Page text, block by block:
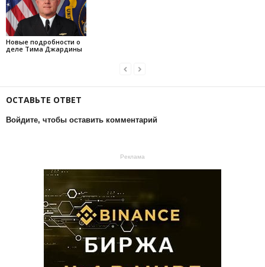
Новые подробности о
деле Тима Джардины
ОСТАВЬТЕ ОТВЕТ
Войдите, чтобы оставить комментарий
Реклама